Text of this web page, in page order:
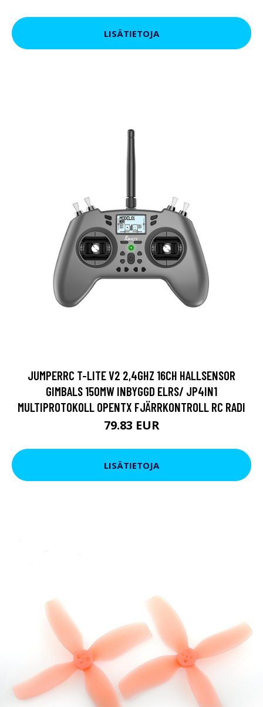
LISÄTIETOJA
JUMPERRC T-LITE V2 2,4GHZ 16CH HALLSENSOR
GIMBALS 150MW INBYGGD ELRS/ JP4IN1
MULTIPROTOKOLL OPENTX FJÄRRKONTROLL RC RADI
79.83 EUR
LISÄTIETOJA